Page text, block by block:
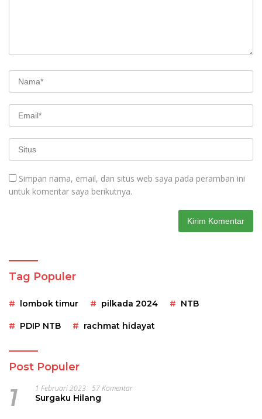
Simpan nama, email, dan situs web saya pada peramban ini
untuk komentar saya berikutnya.
Tag Populer
lombok timur pilkada 2024 NTB
PDIP NTB rachmat hidayat
Post Populer
1 1 Februari 2023 57 Komentar
Surgaku Hilang